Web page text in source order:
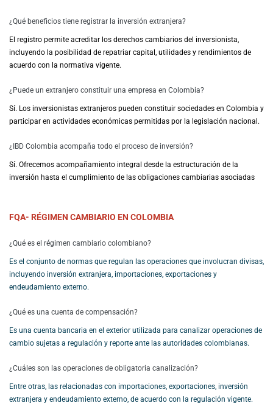
¿Qué beneficios tiene registrar la inversión extranjera?
El registro permite acreditar los derechos cambiarios del inversionista,
incluyendo la posibilidad de repatriar capital, utilidades y rendimientos de
acuerdo con la normativa vigente.
¿Puede un extranjero constituir una empresa en Colombia?
Sí. Los inversionistas extranjeros pueden constituir sociedades en Colombia y
participar en actividades económicas permitidas por la legislación nacional.
¿IBD Colombia acompaña todo el proceso de inversión?
Sí. Ofrecemos acompañamiento integral desde la estructuración de la
inversión hasta el cumplimiento de las obligaciones cambiarias asociadas
FQA- RÉGIMEN CAMBIARIO EN COLOMBIA
¿Qué es el régimen cambiario colombiano?
Es el conjunto de normas que regulan las operaciones que involucran divisas,
incluyendo inversión extranjera, importaciones, exportaciones y
endeudamiento externo.
¿Qué es una cuenta de compensación?
Es una cuenta bancaria en el exterior utilizada para canalizar operaciones de
cambio sujetas a regulación y reporte ante las autoridades colombianas.
¿Cuáles son las operaciones de obligatoria canalización?
Entre otras, las relacionadas con importaciones, exportaciones, inversión
extranjera y endeudamiento externo, de acuerdo con la regulación vigente.